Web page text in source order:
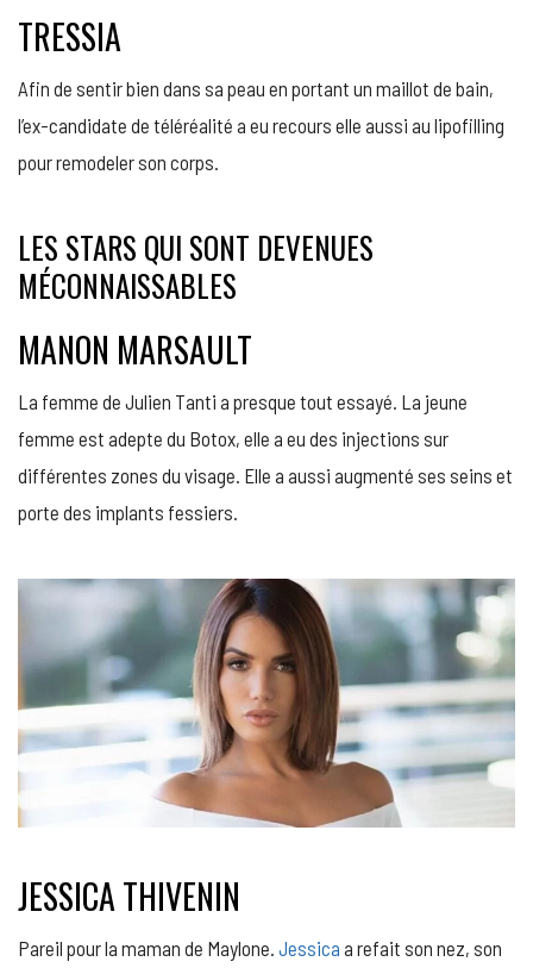
TRESSIA
Afin de sentir bien dans sa peau en portant un maillot de bain,
l’ex-candidate de téléréalité a eu recours elle aussi au lipofilling
pour remodeler son corps.
LES STARS QUI SONT DEVENUES
MÉCONNAISSABLES
MANON MARSAULT
La femme de Julien Tanti a presque tout essayé. La jeune
femme est adepte du Botox, elle a eu des injections sur
différentes zones du visage. Elle a aussi augmenté ses seins et
porte des implants fessiers.
JESSICA THIVENIN
Pareil pour la maman de Maylone. Jessica a refait son nez, son